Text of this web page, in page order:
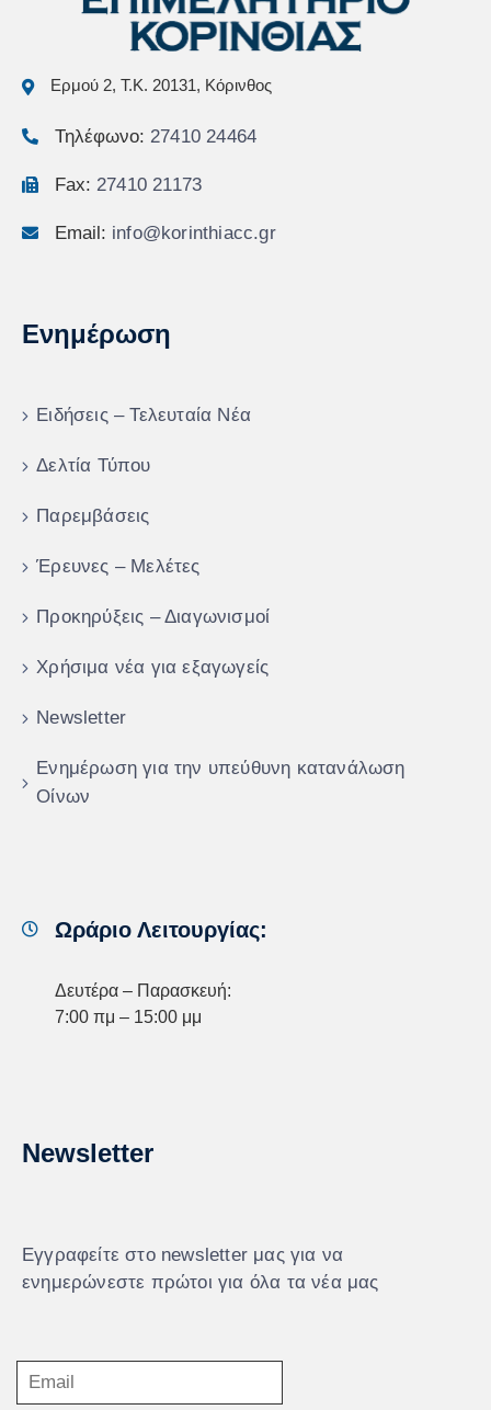
Ερμού 2, Τ.Κ. 20131, Κόρινθος
Τηλέφωνο: 27410 24464
Fax: 27410 21173
Email: info@korinthiacc.gr
Ενημέρωση
Ειδήσεις – Τελευταία Νέα
Δελτία Τύπου
Παρεμβάσεις
Έρευνες – Μελέτες
Προκηρύξεις – Διαγωνισμοί
Χρήσιμα νέα για εξαγωγείς
Newsletter
Ενημέρωση για την υπεύθυνη κατανάλωση
Οίνων
Ωράριο Λειτουργίας:
Δευτέρα – Παρασκευή:
7:00 πμ – 15:00 μμ
Newsletter
Εγγραφείτε στο newsletter μας για να
ενημερώνεστε πρώτοι για όλα τα νέα μας